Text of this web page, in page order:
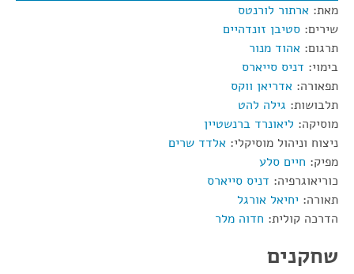
מאת: ארתור לורנטס
שירים: סטיבן זונדהיים
תרגום: אהוד מנור
בימוי: דניס סייארס
תפאורה: אדריאן ווקס
תלבושות: גילה להט
מוסיקה: ליאונרד ברנשטיין
ניצוח וניהול מוסיקלי: אלדד שרים
מפיק: חיים סלע
כוריאוגרפיה: דניס סייארס
תאורה: יחיאל אורגל
הדרכה קולית: חדוה מלר
שחקנים